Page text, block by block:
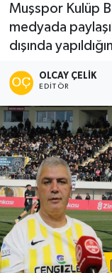
Muşspor Kulüp
medyada
dışında
OLCAY ÇELIK
EDITÖR
Sağlık
Spor
Siyaset
Teknoloji
Kültür Sanat
Muş
Tüm
Haber Arşivi